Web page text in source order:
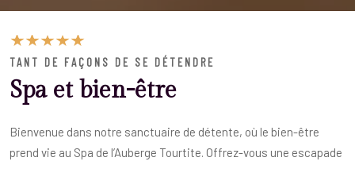
TANT DE FAÇONS DE SE DÉTENDRE
Spa et bien-être
Bienvenue dans notre sanctuaire de détente, où le bien-être
prend vie au Spa de l’Auberge Tourtite. Offrez-vous une escapade